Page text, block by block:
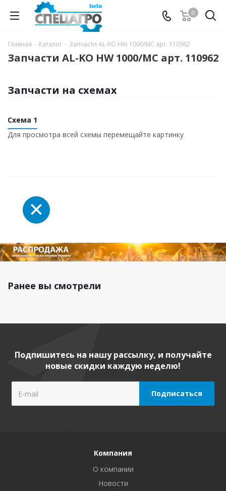
0
Главная - Каталог - Запчасти AL-KO HW 1000/MC арт. 110962
Запчасти AL-KO HW 1000/MC арт. 110962
Запчасти на схемах
Схема 1
Для просмотра всей схемы перемещайте картинку
Ранее вы смотрели
Подпишитесь на нашу рассылку, и получайте
новые скидки каждую неделю!
Компания
О компании
Новости